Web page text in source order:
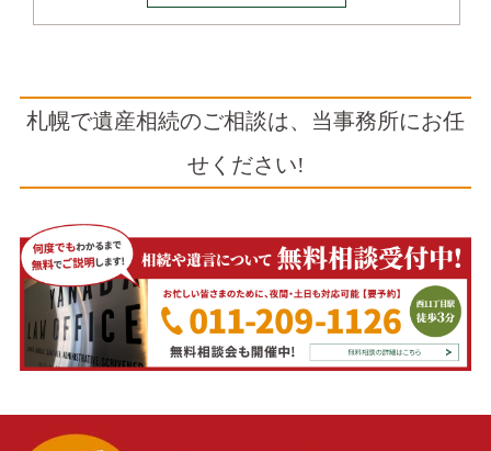
札幌で遺産相続のご相談は、当事務所にお任
せください!